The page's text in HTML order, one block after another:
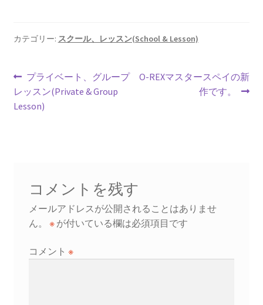
o
k
l
es
ds
カテゴリー: スクール、レッスン(School & Lesson)
投
稿
ー
シ
ョ
ン
前
の
投
プライベート、グループ
レッスン(Private & Group
Lesson)
次
O-REXマスタースペイの新
作です。
コメントを残す
メールアドレスが公開されることはありませ
ん。
※が付いている欄は必須項目です
コメント ※